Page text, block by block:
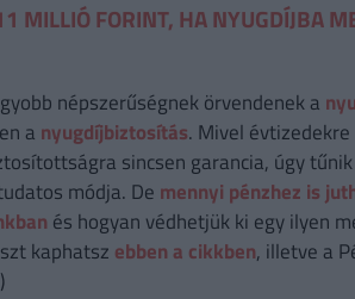
MILLIÓ FORINT, HA NYUGDÍJBA
népszerűségnek örvendenek a
a nyugdíjbiztosítás. Mivel
sincsen garancia, úgy
módja. De mennyi pénzhez is
és hogyan védhetjük ki egy ilyen
kaphatsz ebben a cikkben, illetve a